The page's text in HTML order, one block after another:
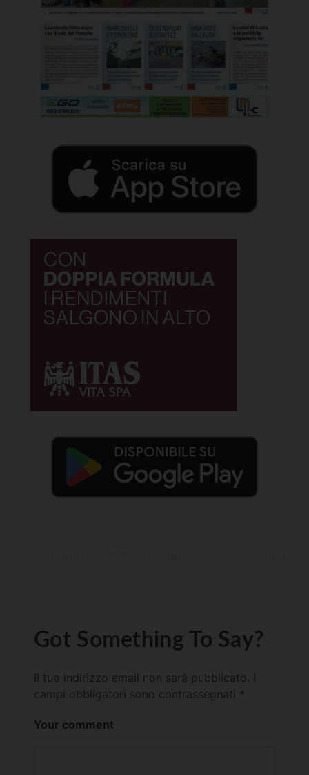
Got Something To Say?
Il tuo indirizzo email non sarà pubblicato.
campi obbligatori sono contrassegnati *
Your comment